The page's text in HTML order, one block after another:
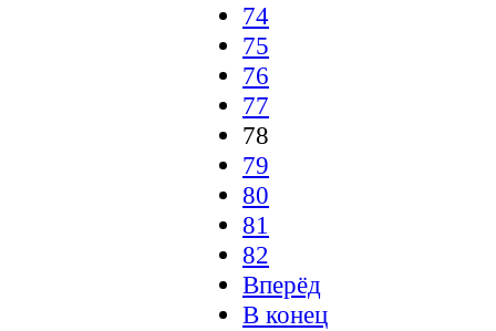
74
75
76
77
78
79
80
81
82
Вперёд
В конец